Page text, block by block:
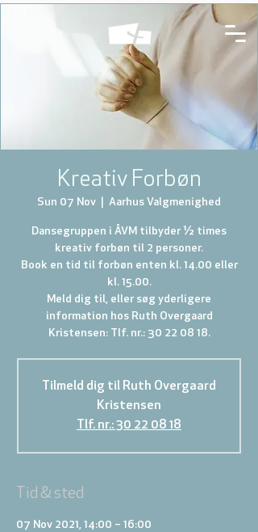
Kreativ Forbøn
Sun 07 Nov Aarhus Valgmenighed
Dansegruppen i ÅVM tilbyder ½ times
kreativ forbøn til 2 personer.
Book en tid til forbøn enten kl. 14.00 eller
kl. 15.00.
Meld dig til, eller søg yderligere
information hos Ruth Overgaard
Kristensen: Tlf. nr.: 30 22 08 18.
Tilmeld dig til Ruth Overgaard
Kristensen
Tlf. nr.: 30 22 08 18
Tid & sted
07 Nov 2021, 14:00 – 16:00